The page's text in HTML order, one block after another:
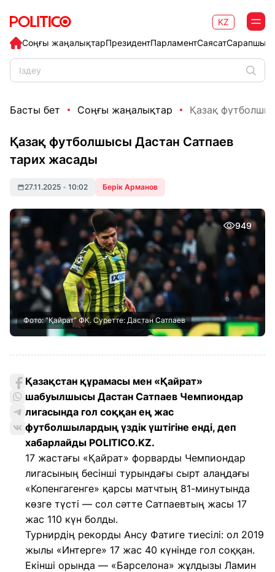
Соңғы жаңалықтарПрезидентПарламентСаясат
KZ
Басты бет Соңғы жаңалықтар Қазақ
Қазақ футболшысы Дастан Сатпаев
тарих жасады
27.11.2025 • 10:02 Берік Арманов
949
Фото: "Қайрат" ФК. Суретте: Дастан Сатпаев
Қазақстан құрамасы мен «Қайрат»
шабуылшысы Дастан Сатпаев Чемпиондар
лигасында гол соққан ең жас
футболшылардың үздік үштігіне енді, деп
хабарлайды POLITICO.KZ.
17 жастағы «Қайрат» форварды Чемпиондар
лигасының бесінші турындағы сырт алаңдағы
«Копенгагенге» қарсы матчтың 81-минутында
көзге түсті — сол сәтте Сатпаевтың жасы 17
жас 110 күн болды.
Турнирдің рекорды Ансу Фатиге тиесілі: ол 2019
жылы «Интерге» 17 жас 40 күнінде гол соққан.
Екінші орында — «Барселона» жұлдызы Ламин